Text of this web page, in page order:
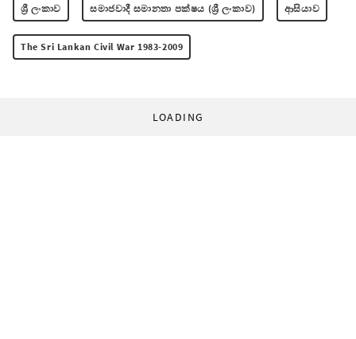
ශ්‍රී ලංකාව සමාජවාදී සමානතා පක්ෂය (ශ්‍රී ලංකාව) ආසියාව
The Sri Lankan Civil War 1983-2009
LOADING